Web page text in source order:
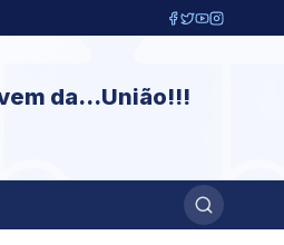
da...União!!!